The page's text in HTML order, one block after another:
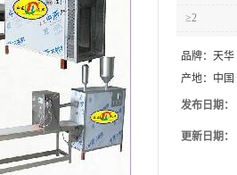
≥2
品牌： 天华
产地： 中国
发布日期：
更新日期：